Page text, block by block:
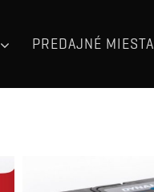
PREDAJNÉ MIESTA